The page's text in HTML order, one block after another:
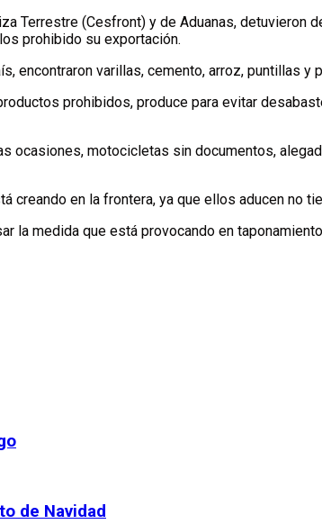
Terrestre (Cesfront) y de Aduanas, detuvieron
prohibido su exportación.
encontraron varillas, cemento, arroz, puntillas
prohibidos, produce para evitar
ocasiones, motocicletas sin documentos,
en la frontera, ya que ellos aducen no
la medida que está provocando en
de Navidad